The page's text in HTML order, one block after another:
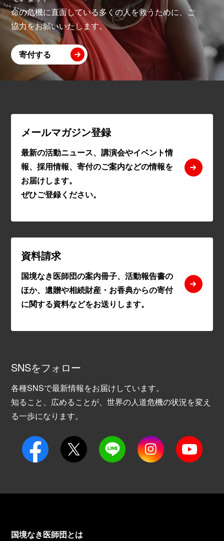
命の危機に直面している多くの人を救うために、ご
協力をお願いいたします。
寄付する
メールマガジン登録
最新の活動ニュース、講演会やイベント情
報、採用情報、寄付のご案内などの情報を
お届けします。
ぜひご登録ください。
資料請求
国境なき医師団の案内冊子、活動報告書の
ほか、遺贈や相続財産・お香典からの寄付
に関する資料などをお送りします。
SNSをフォロー
各種SNSで最新情報をお届けしています。
知ること、広めることが、世界の人道危機の状況を変え
る一歩になります。
国境なき医師団とは